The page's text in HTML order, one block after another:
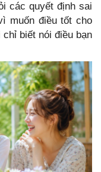
các quyết định sai
muốn điều tốt cho
biết nói điều bạn